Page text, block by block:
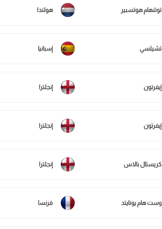
توتنهام هوتسبير هولندا
تشيلسي إسبانيا
إيفرتون إنجلترا
إيفرتون إنجلترا
كريستال بالاس إنجلترا
وست هام يونايتد فرنسا